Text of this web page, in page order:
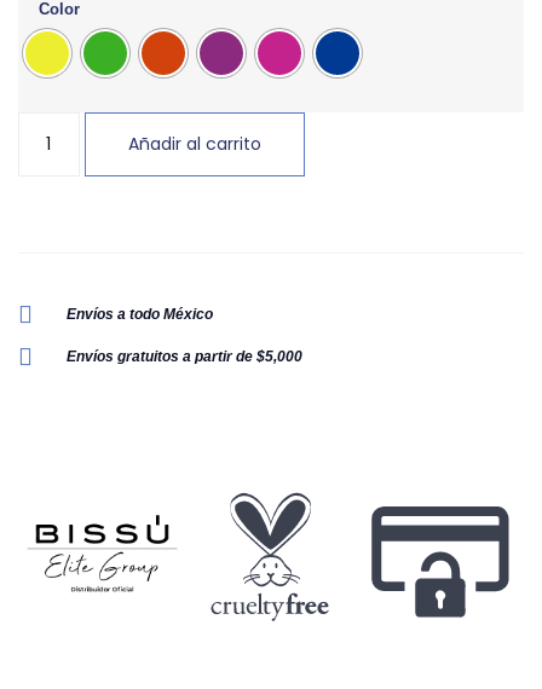
Color
Añadir al carrito
Envíos a todo México
Envíos gratuitos a partir de $5,000